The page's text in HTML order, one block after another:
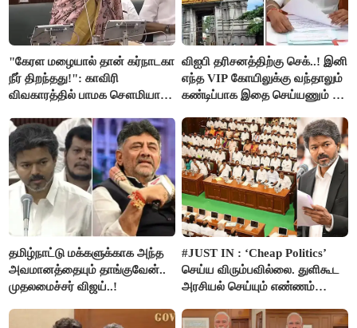
"கேரள மழையால் தான் கர்நாடகா
நீர் திறந்தது!": காவிரி
விவகாரத்தில் பாமக சௌமியா
விஐபி தரிசனத்திற்கு செக்..! இனி
எந்த VIP கோயிலுக்கு வந்தாலும்
கண்டிப்பாக இதை செய்யணும் -
தமிழ்நாட்டு மக்களுக்காக அந்த
அவமானத்தையும் தாங்குவேன்..
முதலமைச்சர் விஜய்..!
#JUST IN : ‘Cheap Politics’
செய்ய விரும்பவில்லை. துளிகூட
அரசியல் செய்யும் எண்ணம்
விஜய் பதில்!